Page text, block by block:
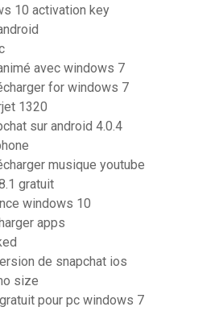
10 activation key
avec windows 7
for windows 7
1320
sur android 4.0.4
musique youtube
gratuit
windows 10
apps
de snapchat ios
size
pour pc windows 7